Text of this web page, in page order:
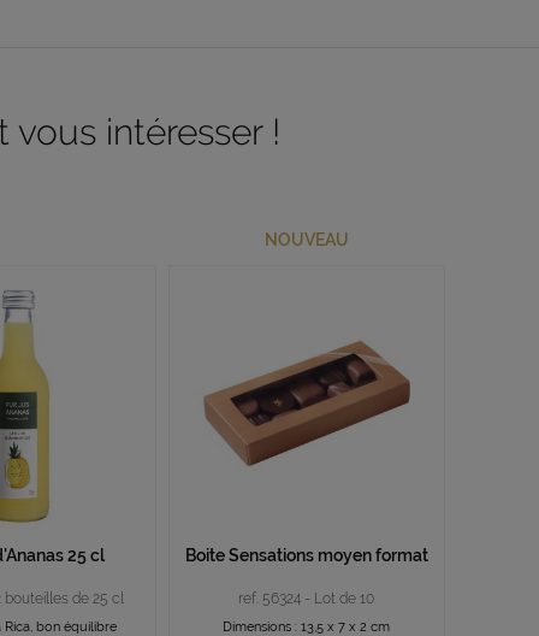
intéresser !
25 cl
bouteilles de 25 cl
Rica, bon équilibre
NOUVEAU
Boite Sensations moyen format
ref. 56324 - Lot de 10
Dimensions : 13,5 x 7 x 2 cm